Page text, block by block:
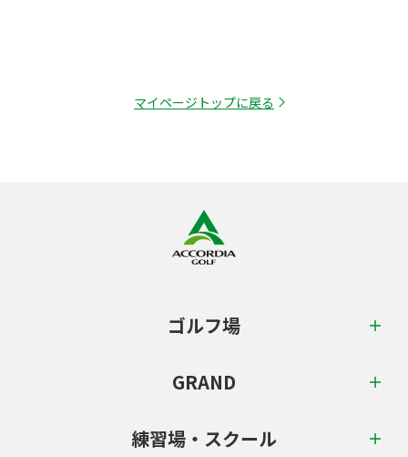
マイページトップに戻る
ゴルフ場
GRAND
練習場・スクール